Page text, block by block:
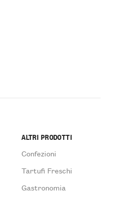
ALTRI PRODOTTI
Confezioni
Tartufi Freschi
Gastronomia